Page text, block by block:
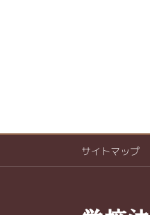
サイトマップ